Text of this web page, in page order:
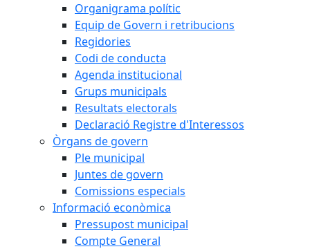
Organigrama polític
Equip de Govern i retribucions
Regidories
Codi de conducta
Agenda institucional
Grups municipals
Resultats electorals
Declaració Registre d'Interessos
Òrgans de govern
Ple municipal
Juntes de govern
Comissions especials
Informació econòmica
Pressupost municipal
Compte General